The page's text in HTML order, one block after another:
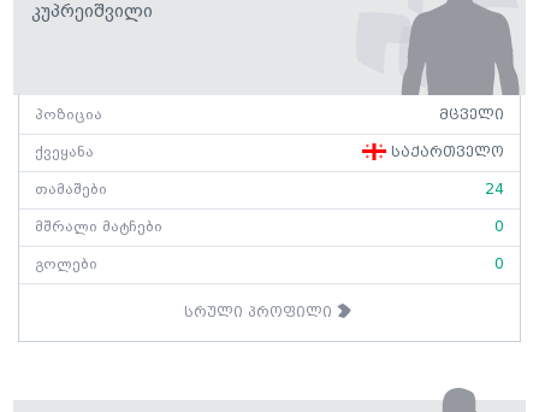
Კუპრეიშვილი
პოზიცია მცველი
ქვეყანა საქართველო
თამაშები 24
მშრალი მატჩები 0
გოლები 0
სრული პროფილი